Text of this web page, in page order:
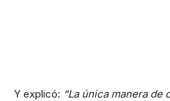
Y explicó: “La única manera